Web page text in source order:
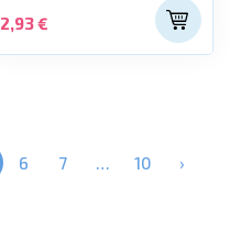
2,93 €
6 7 … 10 ›